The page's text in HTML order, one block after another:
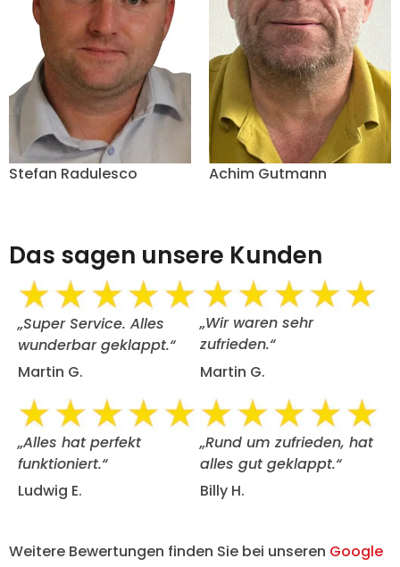
Stefan Radulesco Achim Gutmann
Das sagen unsere Kunden
„Super Service. Alles
wunderbar geklappt.“
Martin G.
„Wir waren sehr
zufrieden.“
Martin G.
„Alles hat perfekt
funktioniert.“
Ludwig E.
„Rund um zufrieden, hat
alles gut geklappt.“
Billy H.
Weitere Bewertungen finden Sie bei unseren Google